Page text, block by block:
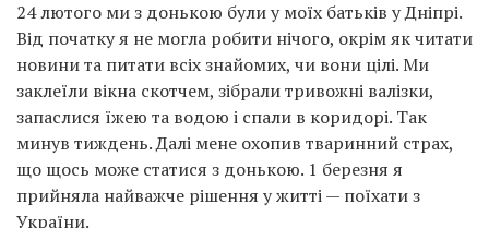
24 лютого ми з донькою були у моїх батьків у Дніпрі.
Від початку я не могла робити нічого, окрім як читати
новини та питати всіх знайомих, чи вони цілі. Ми
заклеїли вікна скотчем, зібрали тривожні валізки,
запаслися їжею та водою і спали в коридорі. Так
минув тиждень. Далі мене охопив тваринний страх,
що щось може статися з донькою. 1 березня я
прийняла найважче рішення у житті — поїхати з
України.